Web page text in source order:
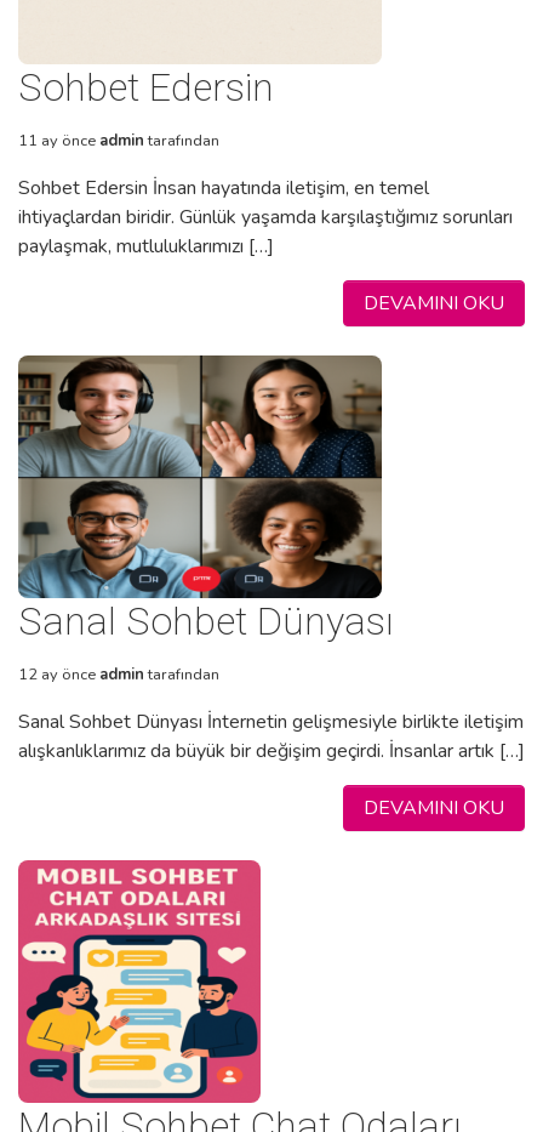
Sohbet Edersin
11 ay önce admintarafından
Sohbet Edersin İnsan hayatında iletişim, en temel
ihtiyaçlardan biridir. Günlük yaşamda karşılaştığımız sorunları
paylaşmak, mutluluklarımızı […]
DEVAMINI OKU
Sanal Sohbet Dünyası
12 ay önce admintarafından
Sanal Sohbet Dünyası İnternetin gelişmesiyle birlikte iletişim
alışkanlıklarımız da büyük bir değişim geçirdi. İnsanlar artık […]
DEVAMINI OKU